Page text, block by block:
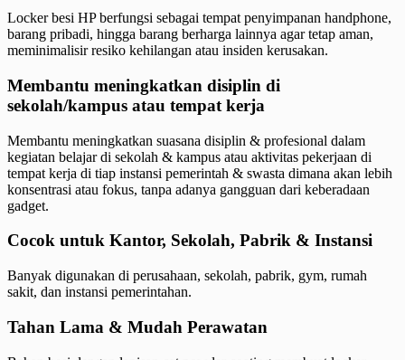
Locker besi HP berfungsi sebagai tempat penyimpanan handphone,
barang pribadi, hingga barang berharga lainnya agar tetap aman,
meminimalisir resiko kehilangan atau insiden kerusakan.
Membantu meningkatkan disiplin di
sekolah/kampus atau tempat kerja
Membantu meningkatkan suasana disiplin & profesional dalam
kegiatan belajar di sekolah & kampus atau aktivitas pekerjaan di
tempat kerja di tiap instansi pemerintah & swasta dimana akan lebih
konsentrasi atau fokus, tanpa adanya gangguan dari keberadaan
gadget.
Cocok untuk Kantor, Sekolah, Pabrik & Instansi
Banyak digunakan di perusahaan, sekolah, pabrik, gym, rumah
sakit, dan instansi pemerintahan.
Tahan Lama & Mudah Perawatan